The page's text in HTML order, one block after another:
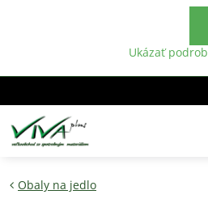
Obaly na jedlo
Ukázať